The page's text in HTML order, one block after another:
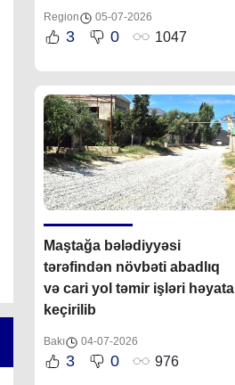
Region 05-07-2026
3 0 1047
Maştağa bələdiyyəsi
tərəfindən növbəti abadlıq
və cari yol təmir işləri həyata
keçirilib
Bakı 04-07-2026
3 0 976